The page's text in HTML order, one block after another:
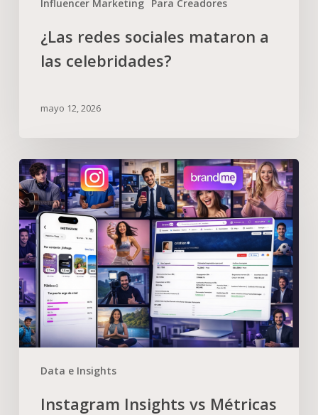
Influencer Marketing Para Creadores
¿Las redes sociales mataron a
las celebridades?
mayo 12, 2026
Data e Insights
Instagram Insights vs Métricas